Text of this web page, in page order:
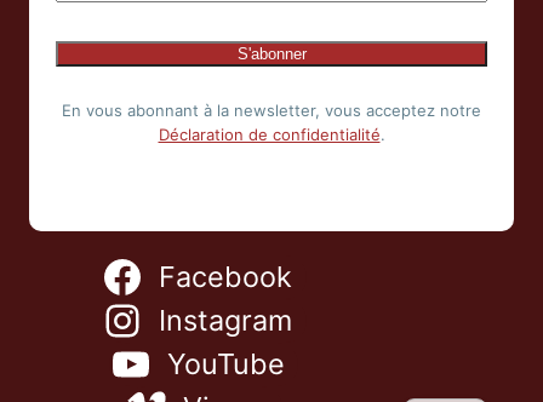
En vous abonnant à la newsletter, vous acceptez notre
Déclaration de confidentialité.
Facebook
Instagram
YouTube
NL